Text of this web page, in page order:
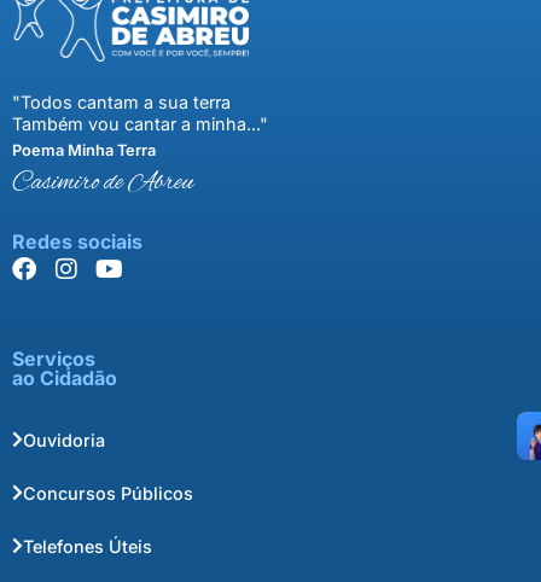
"Todos cantam a sua terra
Também vou cantar a minha..."
Poema Minha Terra
Casimiro de Abreu
Redes sociais
Serviços
ao Cidadão
Ouvidoria
Concursos Públicos
Telefones Úteis